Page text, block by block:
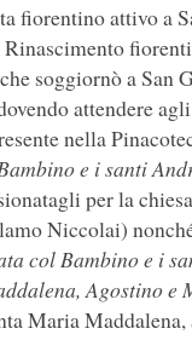
fiorentino attivo a
soggiornò a San
attendere
nella
e i santi
per la
Niccolai)
col Bambino e i
Agostino e
Maria Maddalena,